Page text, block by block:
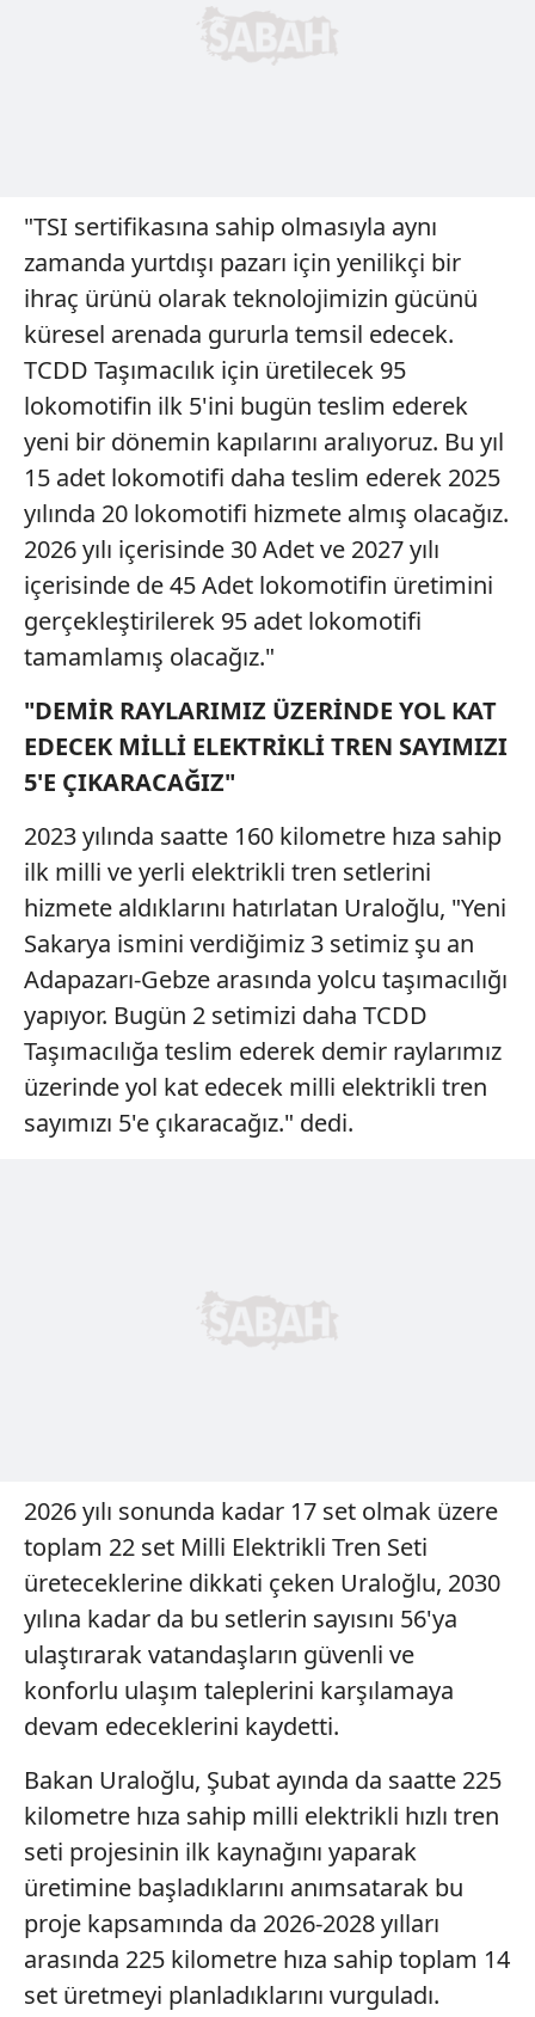
"TSI sertifikasına sahip olmasıyla aynı
zamanda yurtdışı pazarı için yenilikçi bir
ihraç ürünü olarak teknolojimizin gücünü
küresel arenada gururla temsil edecek.
TCDD Taşımacılık için üretilecek 95
lokomotifin ilk 5'ini bugün teslim ederek
yeni bir dönemin kapılarını aralıyoruz. Bu yıl
15 adet lokomotifi daha teslim ederek 2025
yılında 20 lokomotifi hizmete almış olacağız.
2026 yılı içerisinde 30 Adet ve 2027 yılı
içerisinde de 45 Adet lokomotifin üretimini
gerçekleştirilerek 95 adet lokomotifi
tamamlamış olacağız."
"DEMİR RAYLARIMIZ ÜZERİNDE YOL KAT
EDECEK MİLLİ ELEKTRİKLİ TREN SAYIMIZI
5'E ÇIKARACAĞIZ"
2023 yılında saatte 160 kilometre hıza sahip
ilk milli ve yerli elektrikli tren setlerini
hizmete aldıklarını hatırlatan Uraloğlu, "Yeni
Sakarya ismini verdiğimiz 3 setimiz şu an
Adapazarı-Gebze arasında yolcu taşımacılığı
yapıyor. Bugün 2 setimizi daha TCDD
Taşımacılığa teslim ederek demir raylarımız
üzerinde yol kat edecek milli elektrikli tren
sayımızı 5'e çıkaracağız." dedi.
2026 yılı sonunda kadar 17 set olmak üzere
toplam 22 set Milli Elektrikli Tren Seti
üreteceklerine dikkati çeken Uraloğlu, 2030
yılına kadar da bu setlerin sayısını 56'ya
ulaştırarak vatandaşların güvenli ve
konforlu ulaşım taleplerini karşılamaya
devam edeceklerini kaydetti.
Bakan Uraloğlu, Şubat ayında da saatte 225
kilometre hıza sahip milli elektrikli hızlı tren
seti projesinin ilk kaynağını yaparak
üretimine başladıklarını anımsatarak bu
proje kapsamında da 2026-2028 yılları
arasında 225 kilometre hıza sahip toplam 14
set üretmeyi planladıklarını vurguladı.